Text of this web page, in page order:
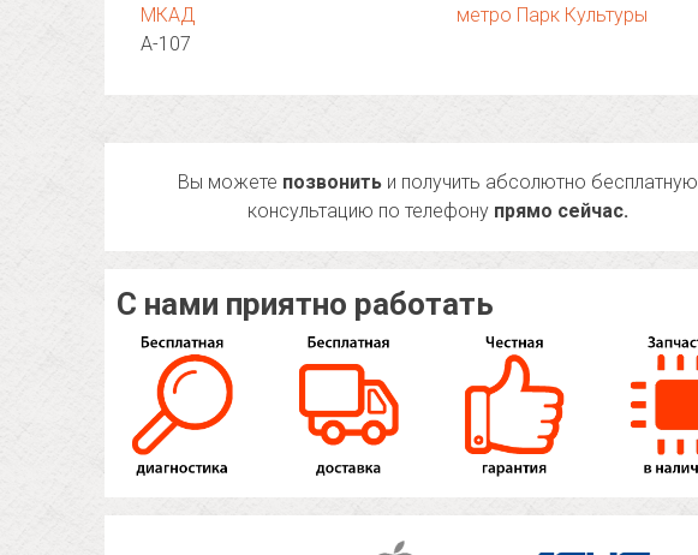
МКАД
А-107
метро Парк Культуры
Вы можете позвонить и получить абсолютно бесплатную
консультацию по телефону прямо сейчас.
С нами приятно работать